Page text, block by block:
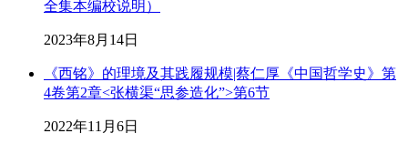
全集本编校说明）
2023年8月14日
《西铭》的理境及其践履规模|蔡仁厚《中国哲学史》第
4卷第2章<张横渠“思参造化”>第6节
2022年11月6日